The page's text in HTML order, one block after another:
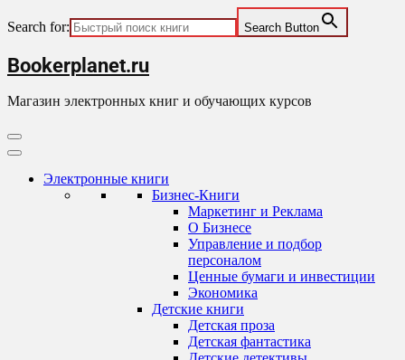
Search for: Search Button
Skip
to
content
Bookerplanet.ru
Магазин электронных книг и обучающих курсов
Primary
Menu
Электронные книги
Бизнес-Книги
Маркетинг и Реклама
О Бизнесе
Управление и подбор
персоналом
Ценные бумаги и инвестиции
Экономика
Детские книги
Детская проза
Детская фантастика